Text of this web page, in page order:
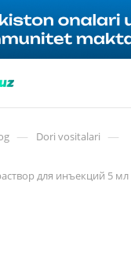
— Dori vositalari —
для инъекций 5 мл